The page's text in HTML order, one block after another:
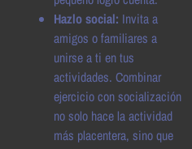
Hazlo social: Invita a
amigos o familiares a
unirse a ti en tus
actividades. Combinar
ejercicio con socialización
no solo hace la actividad
más placentera, sino que